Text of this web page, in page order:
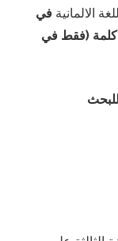
الالمانية في
من 23 مليون كلمة (فقط في